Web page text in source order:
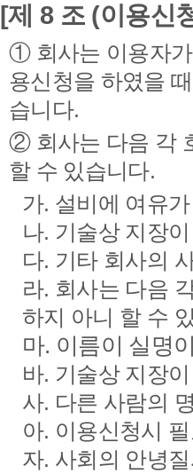
[제 8 조 (이용신
① 회사는 이용자
용신청을 하였을
습니다.
② 회사는 다음 각
할 수 있습니다.
가. 설비에 여유
나. 기술상 지장
다. 기타 회사의
라. 회사는 다음
하지 아니 할 수
마. 이름이 실명
바. 기술상 지장
사. 다른 사람의
아. 이용신청시
자. 사회의 안녕